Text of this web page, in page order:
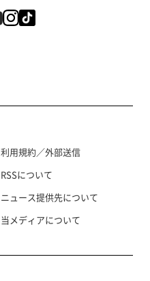
利用規約／外部送信
RSSについて
ニュース提供先について
当メディアについて